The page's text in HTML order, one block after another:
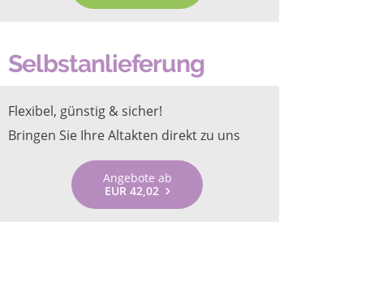
Selbstanlieferung
Flexibel, günstig & sicher!
Bringen Sie Ihre Altakten direkt zu uns
Angebote ab
EUR 42,02